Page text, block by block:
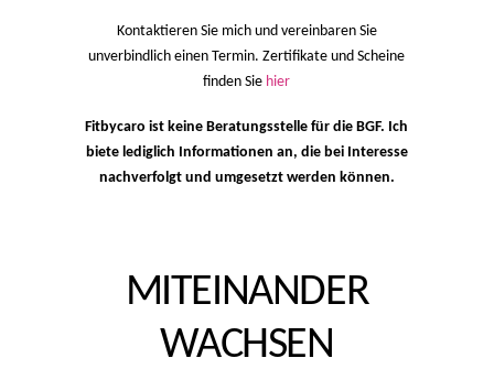
Kontaktieren Sie mich und vereinbaren Sie
unverbindlich einen Termin. Zertifikate und Scheine
finden Sie hier
Fitbycaro ist keine Beratungsstelle für die BGF. Ich
biete lediglich Informationen an, die bei Interesse
nachverfolgt und umgesetzt werden können.
MITEINANDER
WACHSEN